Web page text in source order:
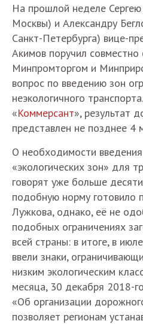
На прошлой неделе
Москвы) и Александру
Санкт-Петербурга) вице-
Акимов поручил
Минпромторгом и
вопрос по введению зон
неэкологичного
«Коммерсант», результат
представлен не позднее 4
О необходимости
«экологических зон» для
говорят уже больше
подобную норму готовило
Лужкова, однако, её не
подобных ограничениях
всей страны: в итоге, в
ввели знаки,
низким экологическим
месяца, 30 декабря 2018-
«Об организации
позволяет регионам